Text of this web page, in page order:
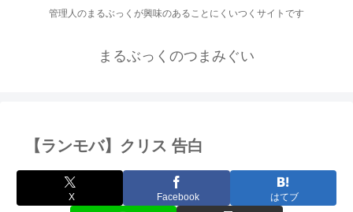
管理人のまるぶっくが興味のあることにくいつくサイトです
まるぶっくのつまみぐい
【ランモバ】クリス 告白
X Facebook はてブ